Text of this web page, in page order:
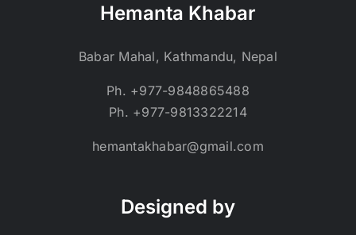
Hemanta Khabar
Babar Mahal, Kathmandu, Nepal
Ph. +977-9848865488
Ph. +977-9813322214
hemantakhabar@gmail.com
Designed by